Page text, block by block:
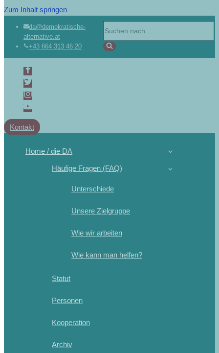
Zum Inhalt springen
da@demokratische-
alternative.at
+43 664 313 46 20
Kontakt
Home / die DA
Häufige Fragen (FAQ)
Unterschiede
Unsere Zielgruppe
Wie wir arbeiten
Wie kann man helfen?
Statut
Personen
Kooperation
Archiv